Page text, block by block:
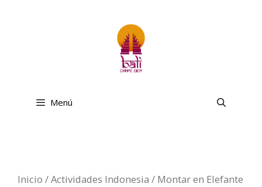
Menú
Inicio /Actividades Indonesia / Montar en Elefante